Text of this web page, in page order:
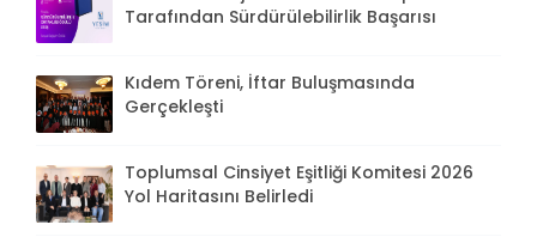
Tarafından Sürdürülebilirlik Başarısı
Kıdem Töreni, İftar Buluşmasında
Gerçekleşti
Toplumsal Cinsiyet Eşitliği Komitesi 2026
Yol Haritasını Belirledi